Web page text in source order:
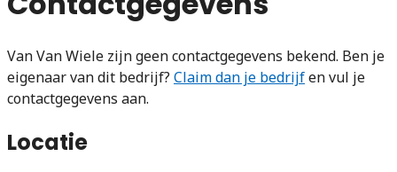
Van Van Wiele zijn geen contactgegevens bekend. Ben je
eigenaar van dit bedrijf? Claim dan je bedrijfen vul je
contactgegevens aan.
Locatie